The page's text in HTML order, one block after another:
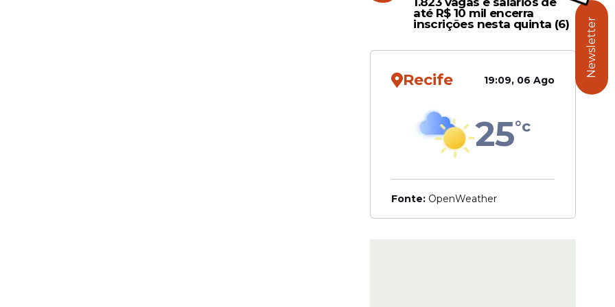
até R$ 10 mil encerra
inscrições nesta quinta (6)
Recife 19:09, 06 Ago
25°c
Fonte: OpenWeather
Newsletter